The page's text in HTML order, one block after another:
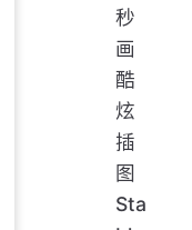
秒
画
酷
炫
插
图
Sta